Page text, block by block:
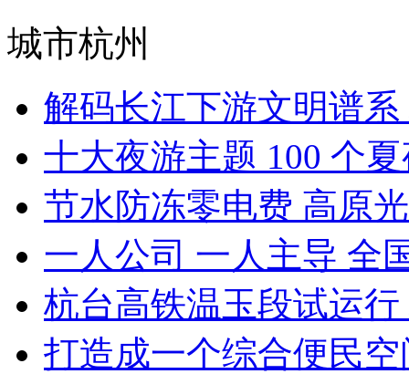
城市杭州
解码长江下游文明谱
十大夜游主题 100 个
节水防冻零电费 高原
一人公司 一人主导 全
杭台高铁温玉段试运
打造成一个综合便民